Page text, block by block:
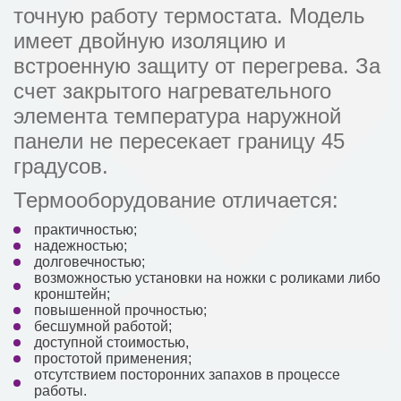
точную работу термостата. Модель
имеет двойную изоляцию и
встроенную защиту от перегрева. За
счет закрытого нагревательного
элемента температура наружной
панели не пересекает границу 45
градусов.
Термооборудование отличается:
практичностью;
надежностью;
долговечностью;
возможностью установки на ножки с роликами либо
кронштейн;
повышенной прочностью;
бесшумной работой;
доступной стоимостью,
простотой применения;
отсутствием посторонних запахов в процессе
работы.